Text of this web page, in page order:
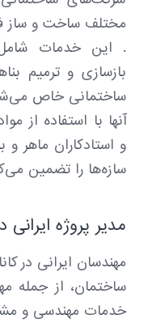
مختلف ساخت و ساز
. این خدمات
بازسازی و ترمیم
ساختمانی خاص
آنها با استفاده از
و استادکاران ماهر و
سازه‌ها را تضمین
مدیر پروژه ایرانی
مهندسان ایرانی در
ساختمان، از جمله
خدمات مهندسی و